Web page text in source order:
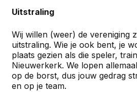
Uitstraling
Wij willen (weer) de vereniging
uitstraling. Wie je ook bent, je
plaats gezien als die speler,
Nieuwerkerk. We lopen
op de borst, dus jouw gedrag
en op je team.